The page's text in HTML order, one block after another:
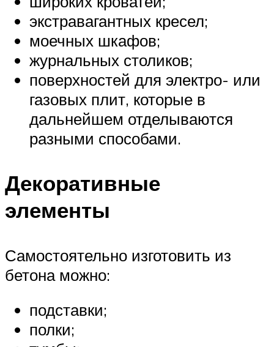
экстравагантных кресел;
моечных шкафов;
журнальных столиков;
поверхностей для электро- или
газовых плит, которые в
дальнейшем отделываются
разными способами.
Декоративные
элементы
Самостоятельно изготовить из
бетона можно:
подставки;
полки;